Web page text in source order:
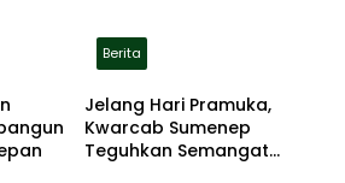
Berita
Jelang Hari Pramuka,
Kwarcab Sumenep
Teguhkan Semangat